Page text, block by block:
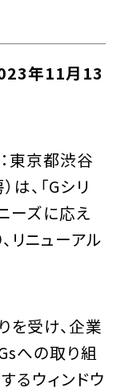
年11月13
東京都渋谷
、「Gシリ
ーズに応え
リニューアル
を受け、企業
への取り組
るウィンドウ